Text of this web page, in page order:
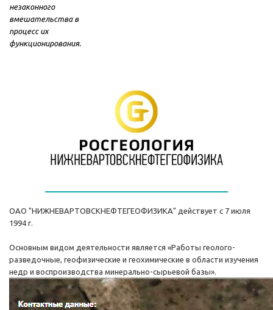
незаконного
вмешательства в
процесс их
функционирования.
ОАО "НИЖНЕВАРТОВСКНЕФТЕГЕОФИЗИКА" действует с 7 июля
1994 г.
Основным видом деятельности является «Работы геолого-
разведочные, геофизические и геохимические в области изучения
недр и воспроизводства минерально-сырьевой базы».